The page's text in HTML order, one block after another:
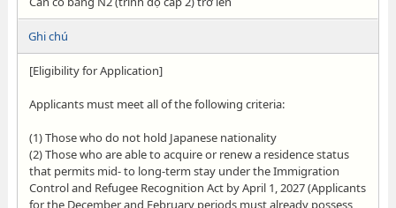
Ghi chú
[Eligibility for Application]
Applicants must meet all of the following criteria:
(1) Those who do not hold Japanese nationality
(2) Those who are able to acquire or renew a residence status
that permits mid- to long-term stay under the Immigration
Control and Refugee Recognition Act by April 1, 2027 (Applicants
for the December and February periods must already possess